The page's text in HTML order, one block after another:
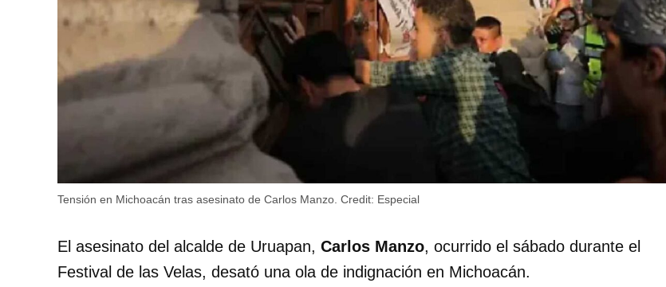
Tensión en Michoacán tras asesinato de Carlos Manzo. Credit: Especial
El asesinato del alcalde de Uruapan, Carlos Manzo, ocurrido el sábado durante el
Festival de las Velas, desató una ola de indignación en Michoacán.